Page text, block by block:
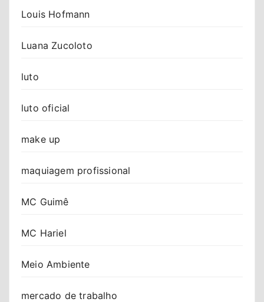
Louis Hofmann
Luana Zucoloto
luto
luto oficial
make up
maquiagem profissional
MC Guimê
MC Hariel
Meio Ambiente
mercado de trabalho